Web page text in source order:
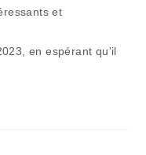
et
en espérant qu’il